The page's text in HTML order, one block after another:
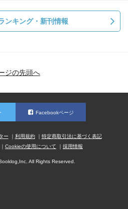
ンキング・新刊情報
ジの先頭へ
Facebookページ
ー 利用規約
特定商取引法に基づく表記
Cookieの使用について 採用情報
All Rights Reserved.